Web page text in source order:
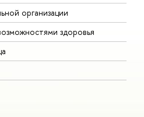
организации
здоровья